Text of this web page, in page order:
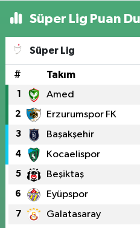
Süper Lig Puan
Süper Lig
# Takım
1 Amed
2 Erzurumspor FK
3 Başakşehir
4 Kocaelispor
5 Beşiktaş
6 Eyüpspor
7 Galatasaray